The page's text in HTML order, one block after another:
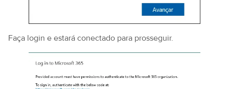
Faça login e estará conectado para prosseguir.